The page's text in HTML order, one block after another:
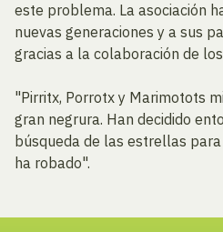
este problema. La asociación
nuevas generaciones y a sus
gracias a la colaboración de
"Pirritx, Porrotx y Marimotots
gran negrura. Han decidido
búsqueda de las estrellas
ha robado".